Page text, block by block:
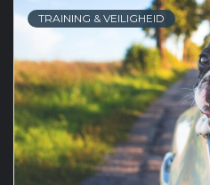
TRAINING & VEILIGHEID